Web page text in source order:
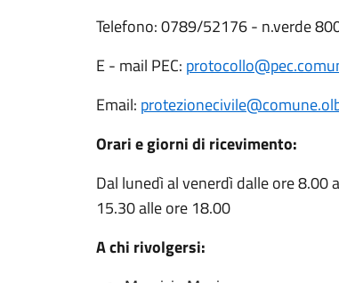
Telefono: 0789/52176 - n.verde
E - mail PEC:
Email:
Orari e giorni di ricevimento:
Dal lunedì al venerdì dalle ore 8.00
15.30 alle ore 18.00
A chi rivolgersi: